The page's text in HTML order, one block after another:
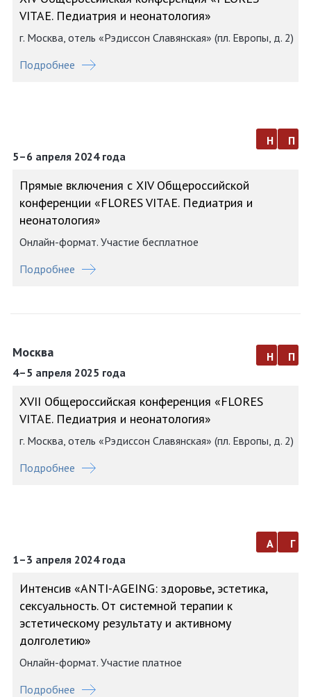
VITAE. Педиатрия и неонатология»
г. Москва, отель «Рэдиссон Славянская» (пл. Европы, д. 2)
Подробнее
5–6 апреля 2024 года
н п
Прямые включения с XIV Общероссийской
конференции «FLORES VITAE. Педиатрия и
неонатология»
Онлайн-формат. Участие бесплатное
Подробнее
Москва
4–5 апреля 2025 года
н п
XVII Общероссийская конференция «FLORES
VITAE. Педиатрия и неонатология»
г. Москва, отель «Рэдиссон Славянская» (пл. Европы, д. 2)
Подробнее
1–3 апреля 2024 года
а г
Интенсив «АNTI-AGEING: здоровье, эстетика,
сексуальность. От системной терапии к
эстетическому результату и активному
долголетию»
Онлайн-формат. Участие платное
Подробнее